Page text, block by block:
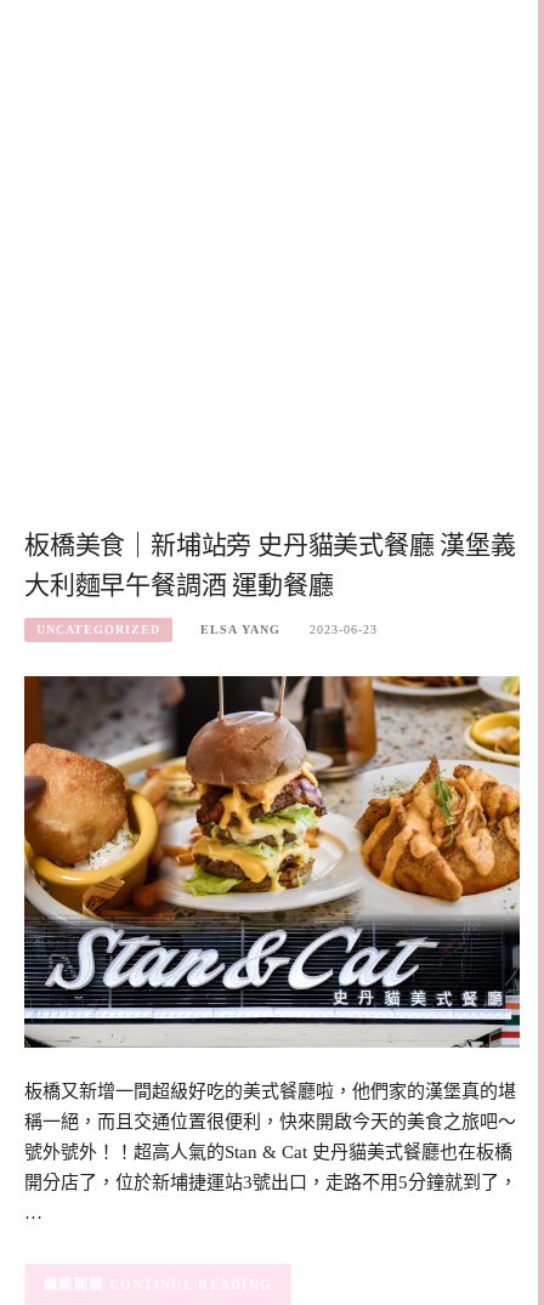
板橋美食｜新埔站旁 史丹貓美式餐廳 漢堡義
大利麵早午餐調酒 運動餐廳
UNCATEGORIZED ELSA YANG 2023-06-23
板橋又新增一間超級好吃的美式餐廳啦，他們家的漢堡真的堪
稱一絕，而且交通位置很便利，快來開啟今天的美食之旅吧～
號外號外！！超高人氣的Stan & Cat 史丹貓美式餐廳也在板橋
開分店了，位於新埔捷運站3號出口，走路不用5分鐘就到了，
…
CONTINUE READING